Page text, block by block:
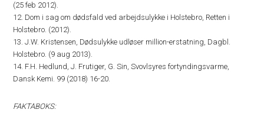
(25 feb 2012).
12. Dom i sag om dødsfald ved arbejdsulykke i Holstebro, Retten i
Holstebro. (2012).
13. J.W. Kristensen, Dødsulykke udløser million-erstatning, Dagbl.
Holstebro. (9 aug 2013).
14. F.H. Hedlund, J. Frutiger, G. Sin, Svovlsyres fortyndingsvarme,
Dansk Kemi. 99 (2018) 16-20.
FAKTABOKS: